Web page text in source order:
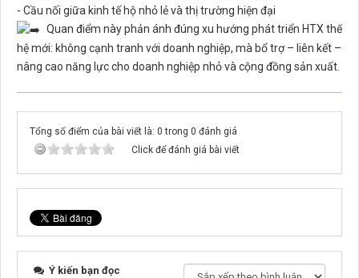
- Cầu nối giữa kinh tế hộ nhỏ lẻ và thị trường hiện đại
Quan điểm này phản ánh đúng xu hướng phát triển HTX thế
hệ mới: không cạnh tranh với doanh nghiệp, mà bổ trợ – liên kết –
nâng cao năng lực cho doanh nghiệp nhỏ và cộng đồng sản xuất.
Tổng số điểm của bài viết là: 0 trong 0 đánh giá
Click để đánh giá bài viết
Ý kiến bạn đọc